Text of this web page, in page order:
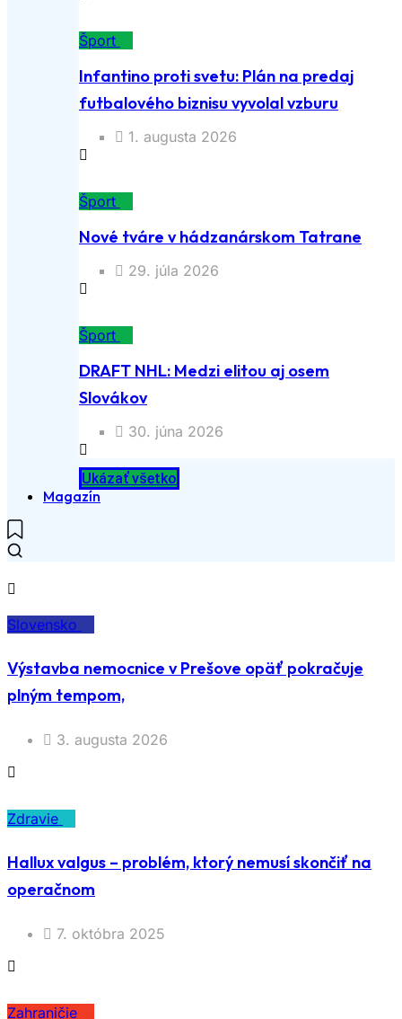
Šport
Infantino proti svetu: Plán na predaj
futbalového biznisu vyvolal vzburu
1. augusta 2026
Šport
Nové tváre v hádzanárskom Tatrane
29. júla 2026
Šport
DRAFT NHL: Medzi elitou aj osem
Slovákov
30. júna 2026
Ukázať všetko
Magazín
Slovensko
Výstavba nemocnice v Prešove opäť pokračuje
plným tempom,
3. augusta 2026
Zdravie
Hallux valgus – problém, ktorý nemusí skončiť na
operačnom
7. októbra 2025
Zahraničie